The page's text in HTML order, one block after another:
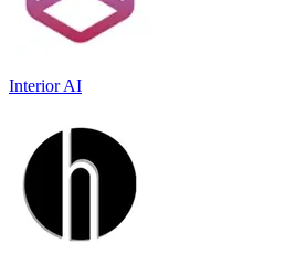
Interior AI